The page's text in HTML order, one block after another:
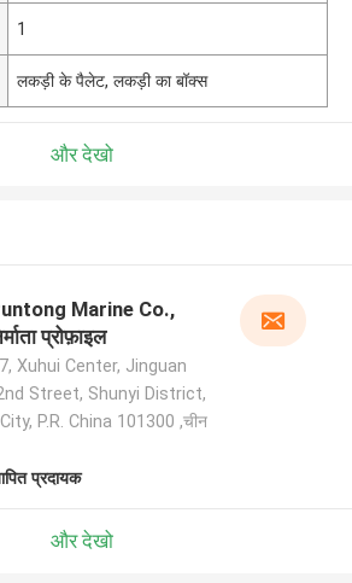
1
लकड़ी के पैलेट, लकड़ी का बॉक्स
और देखो
Marine Co.,
प्रोफ़ाइल
Xuhui Center, Jinguan
Street, Shunyi District,
P.R. China 101300 ,चीन
प्रदायक
और देखो